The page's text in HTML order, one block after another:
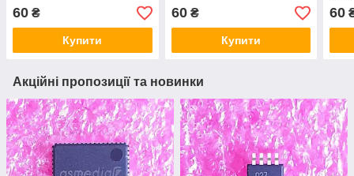
60 ₴
Купити
60₴
Купити
60
Акційні пропозиції та новинки